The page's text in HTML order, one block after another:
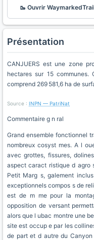
🥾 Ouvrir
Présentation
CANJUERS est une zone
hectares sur 15
comprend 269 581,6 ha de
Source : INPN — PatriNat
Commentaire g n ral
Grand ensemble fonctionnel
nombreux cosyst mes. A l
avec grottes, fissures,
aspect caract ristique d agro
Petit Marg s, galement
exceptionnels compos s de
est de m me pour la
opposition de versant
alors que l ubac montre une
site est occup e par les
de part et d autre du